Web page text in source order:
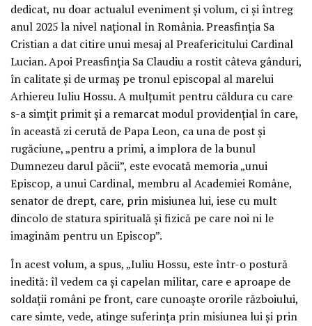
dedicat, nu doar actualul eveniment și volum, ci și întreg
anul 2025 la nivel național în România. Preasfinția Sa
Cristian a dat citire unui mesaj al Preafericitului Cardinal
Lucian. Apoi Preasfinția Sa Claudiu a rostit câteva gânduri,
în calitate și de urmaș pe tronul episcopal al marelui
Arhiereu Iuliu Hossu. A mulțumit pentru căldura cu care
s-a simțit primit și a remarcat modul providențial în care,
în această zi cerută de Papa Leon, ca una de post și
rugăciune, „pentru a primi, a implora de la bunul
Dumnezeu darul păcii”, este evocată memoria „unui
Episcop, a unui Cardinal, membru al Academiei Române,
senator de drept, care, prin misiunea lui, iese cu mult
dincolo de statura spirituală și fizică pe care noi ni le
imaginăm pentru un Episcop”.
În acest volum, a spus, „Iuliu Hossu, este într-o postură
inedită: îl vedem ca și capelan militar, care e aproape de
soldații români pe front, care cunoaște ororile războiului,
care simte, vede, atinge suferința prin misiunea lui și prin